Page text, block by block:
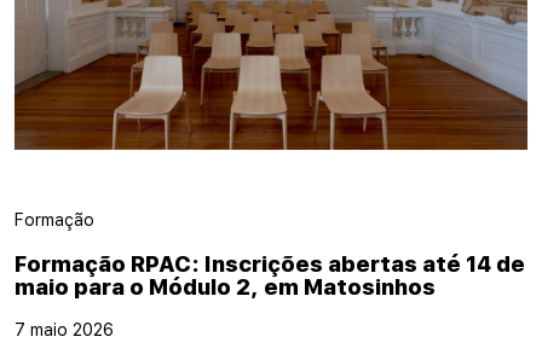
Formação
Formação RPAC: Inscrições abertas até 14 de
maio para o Módulo 2, em Matosinhos
7 maio 2026